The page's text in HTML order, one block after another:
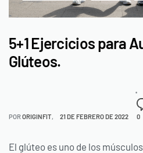
5+1 Ejercicios para
Glúteos.
PORORIGINFIT 21 DE FEBRERO DE 2022 0
El glúteo es uno de los